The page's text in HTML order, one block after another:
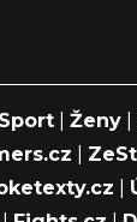
Sport Ženy